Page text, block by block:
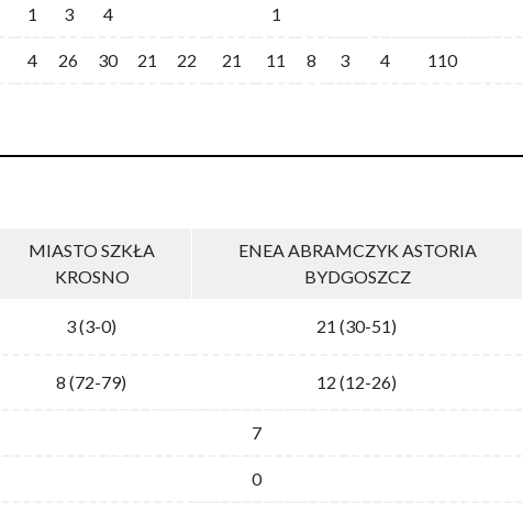
1 3 4 1
4 26 30 21 22 21 11 8 3 4 110
MIASTO SZKŁA
KROSNO
ENEA ABRAMCZYK ASTORIA
BYDGOSZCZ
3 (3-0) 21 (30-51)
8 (72-79) 12 (12-26)
7
0